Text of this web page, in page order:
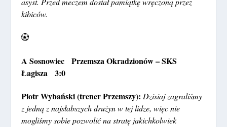
kibiców.
A Sosnowiec Przemsza Okradzionów – SKS
Łagisza 3:0
Piotr Wybański (trener Przemszy):Dzisiaj zagraliśmy
z jedną z najsłabszych drużyn w tej lidze, więc nie
mogliśmy sobie pozwolić na stratę jakichkolwiek